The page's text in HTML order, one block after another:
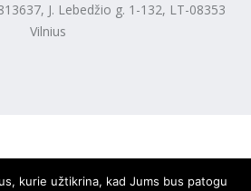
J. Lebedžio g. 1-132, LT-08353
Vilnius
kurie užtikrina, kad Jums bus patogu